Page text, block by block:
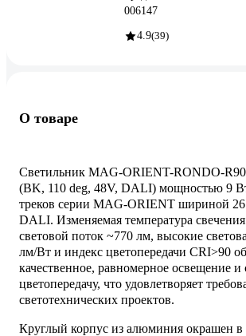
006147
4.9(39)
О товаре
Светильник MAG-ORIENT-RONDO-
(BK, 110 deg, 48V, DALI) мощностью 9
треков серии MAG-ORIENT шириной
DALI. Изменяемая температура
световой поток ~770 лм, высокие
лм/Вт и индекс цветопередачи CRI>90
качественное, равномерное освещение
цветопередачу, что удовлетворяет
светотехнических проектов.
Круглый корпус из алюминия окрашен в